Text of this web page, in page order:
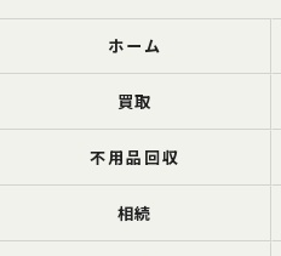
ホーム
買取
不用品回収
相続